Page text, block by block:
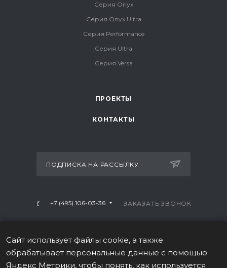
Серия Onyx
Серия Onyx Ultra
Серия Performance
Серия Ultra
Серия Versa
ПРОЕКТЫ
КОНТАКТЫ
ПОДПИСКА НА РАССЫЛКУ
+7 (495) 106-03-36 ЗАКАЗАТЬ ЗВОНОК
г. Москва, Варшавское ш., 28А, 1 этаж
Сайт использует файлы cookie, а также
обрабатывает персональные данные с помощью
Яндекс Метрики, чтобы понять, как используется